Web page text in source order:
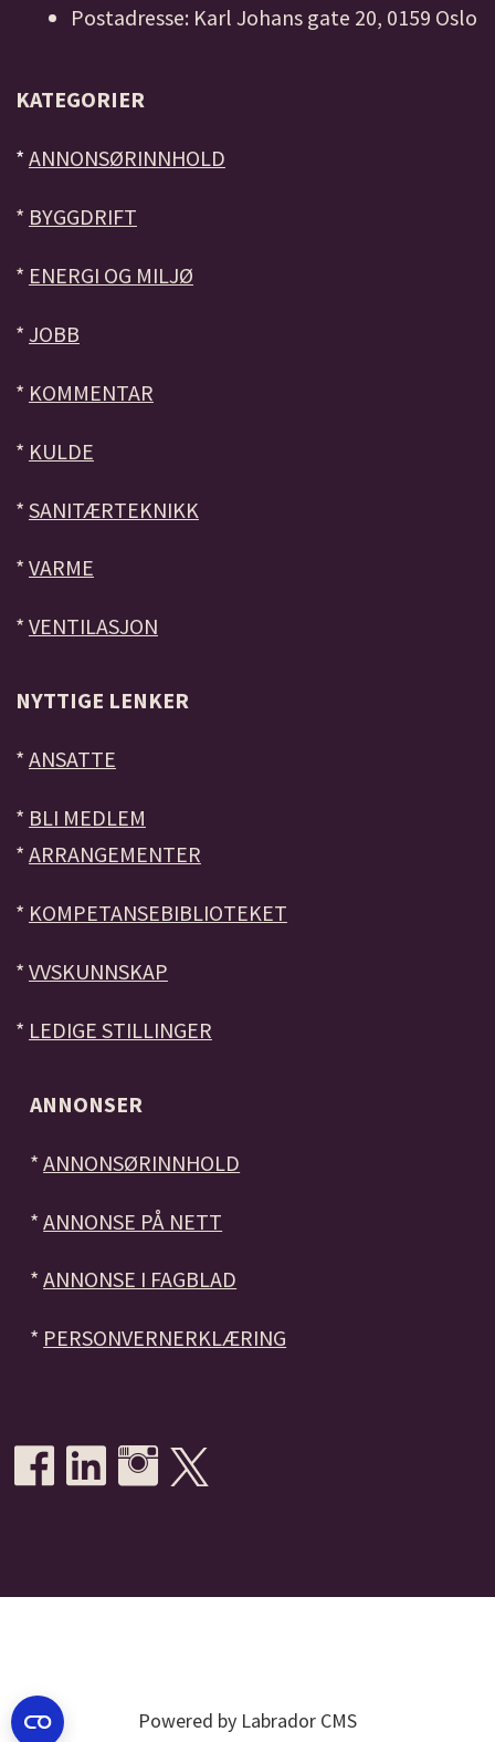
Postadresse: Karl Johans gate 20, 0159 Oslo
KATEGORIER
* ANNONSØRINNHOLD
* BYGGDRIFT
* ENERGI OG MILJØ
* JOBB
* KOMMENTAR
* KULDE
* SANITÆRTEKNIKK
* VARME
* VENTILASJON
NYTTIGE LENKER
* ANSATTE
* BLI MEDLEM
* ARRANGEMENTER
* KOMPETANSEBIBLIOTEKET
* VVSKUNNSKAP
* LEDIGE STILLINGER
ANNONSER
*ANNONSØRINNHOLD
*ANNONSE PÅ NETT
*ANNONSE I FAGBLAD
* PERSONVERNERKLÆRING
Powered by Labrador CMS